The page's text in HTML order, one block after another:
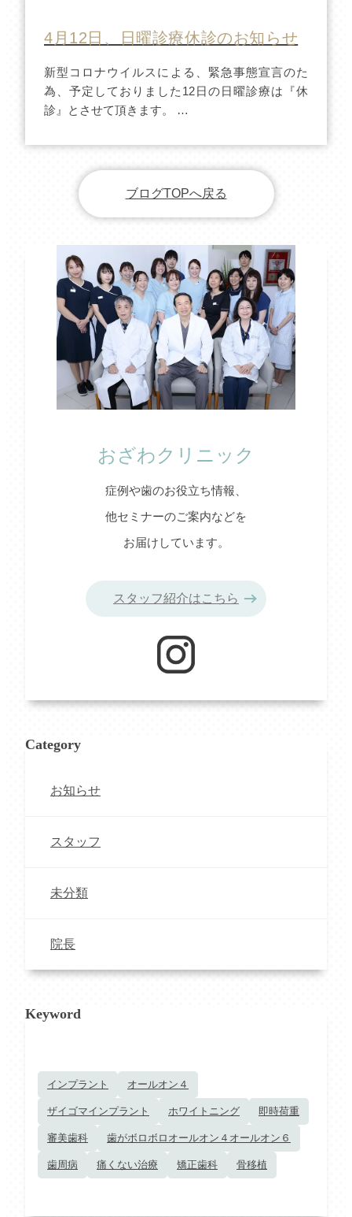
4月12日、日曜診療休診のお知らせ
新型コロナウイルスによる、緊急事態宣言のた
為、予定しておりました12日の日曜診療は『休
診』とさせて頂きます。 …
ブログTOPへ戻る
おざわクリニック
症例や歯のお役立ち情報、
他セミナーのご案内などを
お届けしています。
スタッフ紹介はこちら
Category
お知らせ
スタッフ
未分類
院長
Keyword
インプラント オールオン４
ザイゴマインプラント ホワイトニング 即時荷重
審美歯科 歯がボロボロオールオン４オールオン６
歯周病 痛くない治療 矯正歯科 骨移植